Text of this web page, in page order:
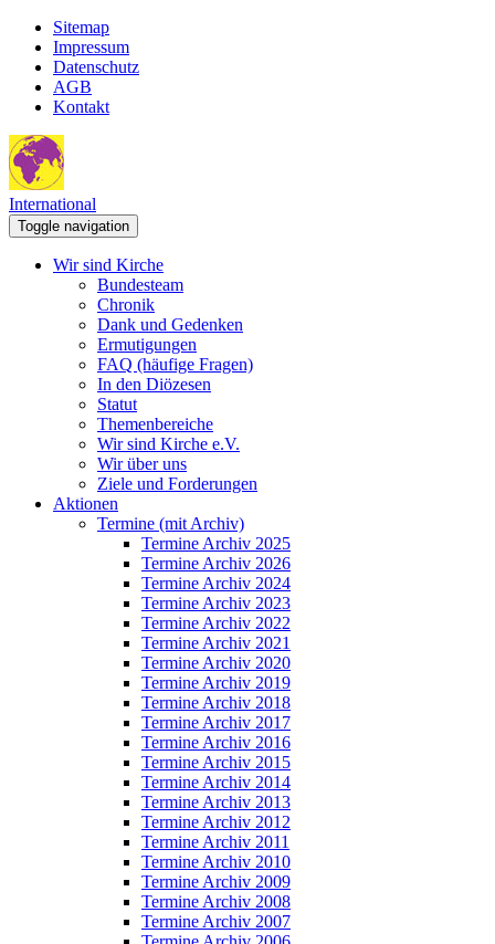
Sitemap
Impressum
Datenschutz
AGB
Kontakt
International
Toggle navigation
Wir sind Kirche
Bundesteam
Chronik
Dank und Gedenken
Ermutigungen
FAQ (häufige Fragen)
In den Diözesen
Statut
Themenbereiche
Wir sind Kirche e.V.
Wir über uns
Ziele und Forderungen
Aktionen
Termine (mit Archiv)
Termine Archiv 2025
Termine Archiv 2026
Termine Archiv 2024
Termine Archiv 2023
Termine Archiv 2022
Termine Archiv 2021
Termine Archiv 2020
Termine Archiv 2019
Termine Archiv 2018
Termine Archiv 2017
Termine Archiv 2016
Termine Archiv 2015
Termine Archiv 2014
Termine Archiv 2013
Termine Archiv 2012
Termine Archiv 2011
Termine Archiv 2010
Termine Archiv 2009
Termine Archiv 2008
Termine Archiv 2007